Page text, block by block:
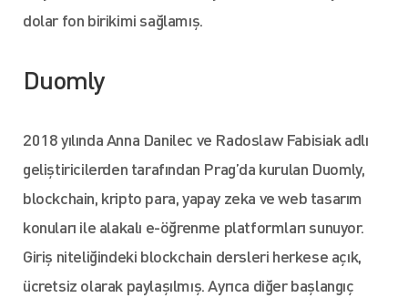
dolar fon birikimi sağlamış.
Duomly
2018 yılında Anna Danilec ve Radoslaw Fabisiak adlı
geliştiricilerden tarafından Prag’da kurulan Duomly,
blockchain, kripto para, yapay zeka ve web tasarım
konuları ile alakalı e-öğrenme platformları sunuyor.
Giriş niteliğindeki blockchain dersleri herkese açık,
ücretsiz olarak paylaşılmış. Ayrıca diğer başlangıç